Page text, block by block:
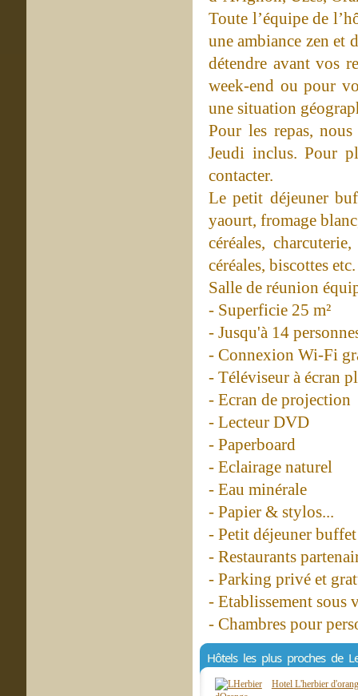
Toute l’équipe de
une ambiance zen et
détendre avant vos
week-end ou pour
une situation
Pour les repas,
Jeudi inclus. Pour
contacter.
Le petit déjeuner
yaourt, fromage
céréales,
céréales, biscottes etc.
Salle de réunion
- Superficie 25 m²
- Jusqu'à 14
- Connexion Wi-Fi
- Téléviseur à écran
- Ecran de projection
- Lecteur DVD
- Paperboard
- Eclairage naturel
- Eau minérale
- Papier & stylos...
- Petit déjeuner buffet
- Restaurants
- Parking privé et
- Etablissement sous
- Chambres pour
Hôtels les plus proches de
Hotel L'herbier